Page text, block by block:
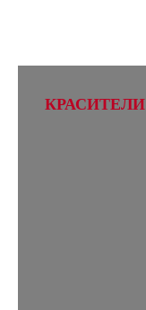
КРАСИТЕЛИ